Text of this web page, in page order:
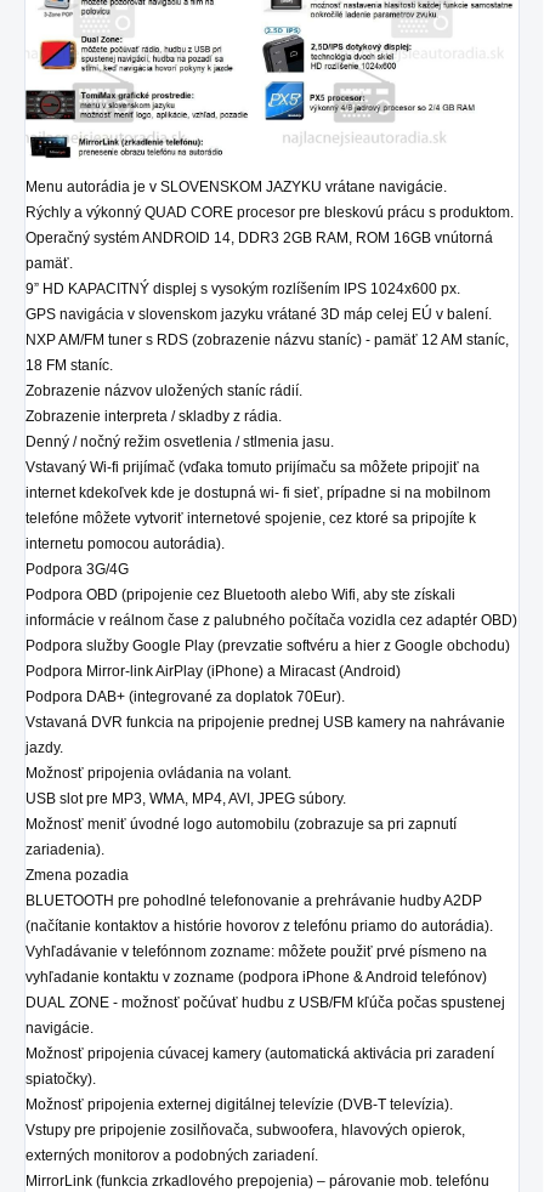
Menu autorádia je v SLOVENSKOM JAZYKU vrátane navigácie.
Rýchly a výkonný QUAD CORE procesor pre bleskovú prácu s produktom.
Operačný systém ANDROID 14, DDR3 2GB RAM, ROM 16GB vnútorná
pamäť.
9” HD KAPACITNÝ displej s vysokým rozlíšením IPS 1024x600 px.
GPS navigácia v slovenskom jazyku vrátané 3D máp celej EÚ v balení.
NXP AM/FM tuner s RDS (zobrazenie názvu staníc) - pamäť 12 AM staníc,
18 FM staníc.
Zobrazenie názvov uložených staníc rádií.
Zobrazenie interpreta / skladby z rádia.
Denný / nočný režim osvetlenia / stlmenia jasu.
Vstavaný Wi-fi prijímač (vďaka tomuto prijímaču sa môžete pripojiť na
internet kdekoľvek kde je dostupná wi- fi sieť, prípadne si na mobilnom
telefóne môžete vytvoriť internetové spojenie, cez ktoré sa pripojíte k
internetu pomocou autorádia).
Podpora 3G/4G
Podpora OBD (pripojenie cez Bluetooth alebo Wifi, aby ste získali
informácie v reálnom čase z palubného počítača vozidla cez adaptér OBD)
Podpora služby Google Play (prevzatie softvéru a hier z Google obchodu)
Podpora Mirror-link AirPlay (iPhone) a Miracast (Android)
Podpora DAB+ (integrované za doplatok 70Eur).
Vstavaná DVR funkcia na pripojenie prednej USB kamery na nahrávanie
jazdy.
Možnosť pripojenia ovládania na volant.
USB slot pre MP3, WMA, MP4, AVI, JPEG súbory.
Možnosť meniť úvodné logo automobilu (zobrazuje sa pri zapnutí
zariadenia).
Zmena pozadia
BLUETOOTH pre pohodlné telefonovanie a prehrávanie hudby A2DP
(načítanie kontaktov a histórie hovorov z telefónu priamo do autorádia).
Vyhľadávanie v telefónnom zozname: môžete použiť prvé písmeno na
vyhľadanie kontaktu v zozname (podpora iPhone & Android telefónov)
DUAL ZONE - možnosť počúvať hudbu z USB/FM kľúča počas spustenej
navigácie.
Možnosť pripojenia cúvacej kamery (automatická aktivácia pri zaradení
spiatočky).
Možnosť pripojenia externej digitálnej televízie (DVB-T televízia).
Vstupy pre pripojenie zosilňovača, subwoofera, hlavových opierok,
externých monitorov a podobných zariadení.
MirrorLink (funkcia zrkadlového prepojenia) – párovanie mob. telefónu